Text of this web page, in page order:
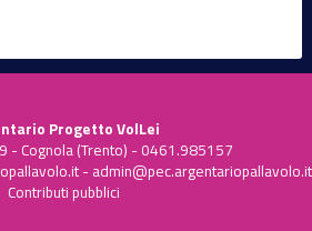
Progetto VolLei
- Cognola (Trento) - 0461.985157
- admin@pec.argentariopallavolo.it
Contributi pubblici